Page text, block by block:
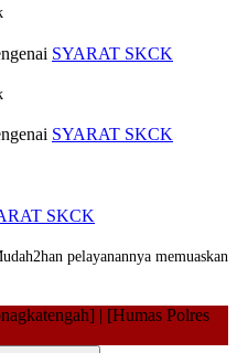
SYARAT SKCK
SYARAT SKCK
SKCK
pelayanannya memuaskan
| [Humas Polres